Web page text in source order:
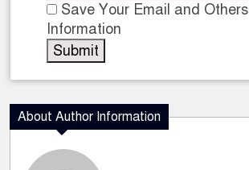
Save Your Email and Others
Information
About Author Information